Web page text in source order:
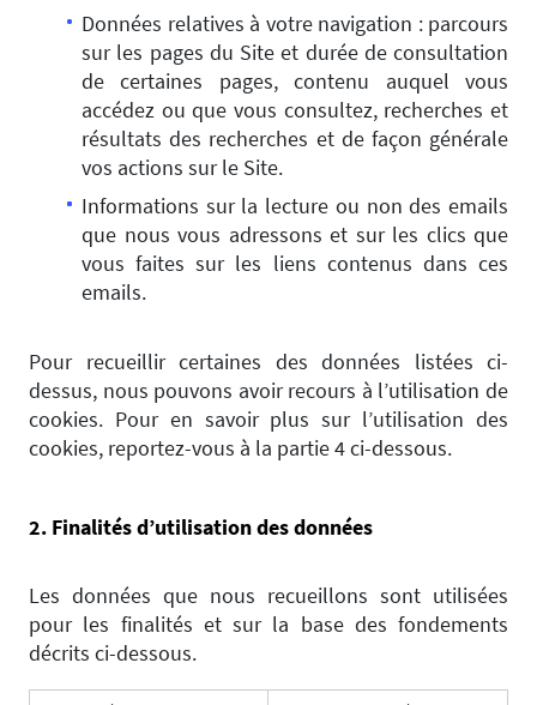
Données relatives à votre navigation : parcours
sur les pages du Site et durée de consultation
de certaines pages, contenu auquel vous
accédez ou que vous consultez, recherches et
résultats des recherches et de façon générale
vos actions sur le Site.
Informations sur la lecture ou non des emails
que nous vous adressons et sur les clics que
vous faites sur les liens contenus dans ces
emails.
Pour recueillir certaines des données listées ci-
dessus, nous pouvons avoir recours à l’utilisation de
cookies. Pour en savoir plus sur l’utilisation des
cookies, reportez-vous à la partie 4 ci-dessous.
2. Finalités d’utilisation des données
Les données que nous recueillons sont utilisées
pour les finalités et sur la base des fondements
décrits ci-dessous.